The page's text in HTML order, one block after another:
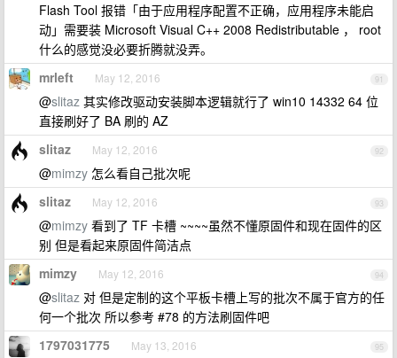
Flash Tool 报错「由于应用程序配置不正确，应用程序未能启
动」需要装 Microsoft Visual C++ 2008 Redistributable ， root
什么的感觉没必要折腾就没弄。
91
mrleft May 12, 2016
@slitaz 其实修改驱动安装脚本逻辑就行了 win10 14332 64 位
直接刷好了 BA 刷的 AZ
92
slitaz May 12, 2016
@mimzy 怎么看自己批次呢
93
slitaz May 12, 2016
@mimzy 看到了 TF 卡槽 ~~~~虽然不懂原固件和现在固件的区
别 但是看起来原固件简洁点
94
mimzy May 12, 2016
@slitaz 对 但是定制的这个平板卡槽上写的批次不属于官方的任
何一个批次 所以参考 #78 的方法刷固件吧
95
1797031775 May 13, 2016